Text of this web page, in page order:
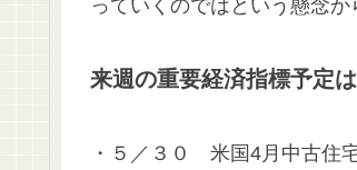
っていくのではという懸念か
来週の重要経済指標予定は
・５／３０ 米国4月中古住